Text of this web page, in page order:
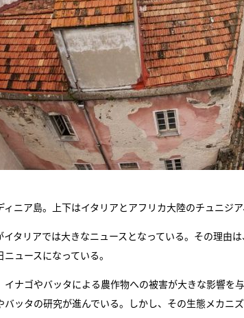
ニア島。上下はイタリアとアフリカ大陸のチュニジ
イタリアでは大きなニュースとなっている。その理由
ュースになっている。
イナゴやバッタによる農作物への被害が大きな影響を
ッタの研究が進んでいる。しかし、その生態メカニ